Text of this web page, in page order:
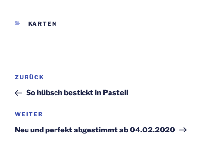
KATEGORIEN
KARTEN
Beitragsnavigation
Vorheriger
Beitrag
ZURÜCK
So hübsch bestickt in Pastell
Nächster
Beitrag
WEITER
Neu und perfekt abgestimmt ab 04.02.2020